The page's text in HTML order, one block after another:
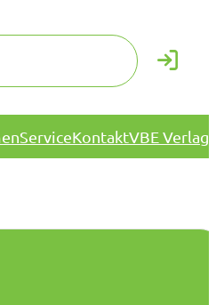
ServiceKontaktVBE Verlag